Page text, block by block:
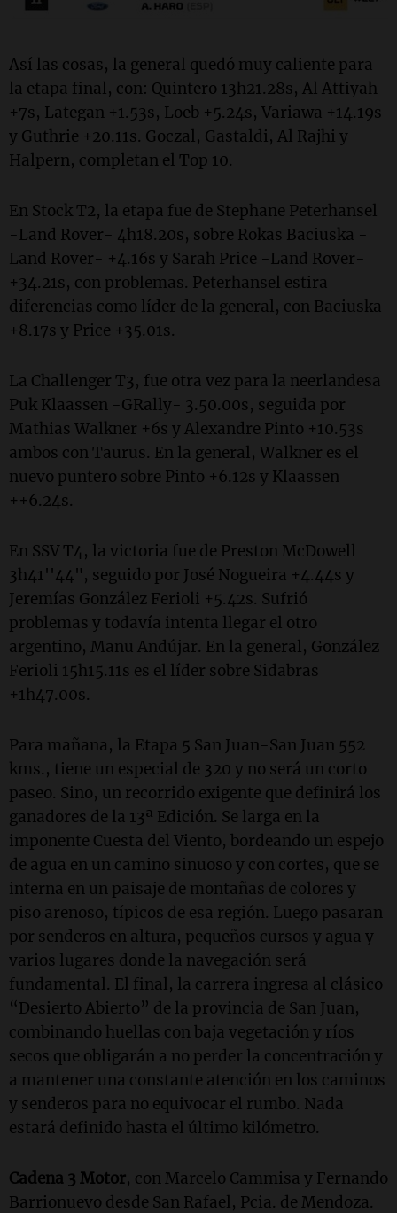
Así las cosas, la general quedó muy caliente para
la etapa final, con: Quintero 13h21.28s, Al Attiyah
+7s, Lategan +1.53s, Loeb +5.24s, Variawa +14.19s
y Guthrie +20.11s. Goczal, Gastaldi, Al Rajhi y
Halpern, completan el Top 10.
En Stock T2, la etapa fue de Stephane Peterhansel
-Land Rover- 4h18.20s, sobre Rokas Baciuska -
Land Rover- +4.16s y Sarah Price -Land Rover-
+34.21s, con problemas. Peterhansel estira
diferencias como líder de la general, con Baciuska
+8.17s y Price +35.01s.
La Challenger T3, fue otra vez para la neerlandesa
Puk Klaassen -GRally- 3.50.00s, seguida por
Mathias Walkner +6s y Alexandre Pinto +10.53s
ambos con Taurus. En la general, Walkner es el
nuevo puntero sobre Pinto +6.12s y Klaassen
++6.24s.
En SSV T4, la victoria fue de Preston McDowell
3h41''44", seguido por José Nogueira +4.44s y
Jeremías González Ferioli +5.42s. Sufrió
problemas y todavía intenta llegar el otro
argentino, Manu Andújar. En la general, González
Ferioli 15h15.11s es el líder sobre Sidabras
+1h47.00s.
Para mañana, la Etapa 5 San Juan-San Juan 552
kms., tiene un especial de 320 y no será un corto
paseo. Sino, un recorrido exigente que definirá los
ganadores de la 13ª Edición. Se larga en la
imponente Cuesta del Viento, bordeando un espejo
de agua en un camino sinuoso y con cortes, que se
interna en un paisaje de montañas de colores y
piso arenoso, típicos de esa región. Luego pasaran
por senderos en altura, pequeños cursos y agua y
varios lugares donde la navegación será
fundamental. El final, la carrera ingresa al clásico
“Desierto Abierto” de la provincia de San Juan,
combinando huellas con baja vegetación y ríos
secos que obligarán a no perder la concentración y
a mantener una constante atención en los caminos
y senderos para no equivocar el rumbo. Nada
estará definido hasta el último kilómetro.
Cadena 3 Motor, con Marcelo Cammisa y Fernando
Barrionuevo desde San Rafael, Pcia. de Mendoza.